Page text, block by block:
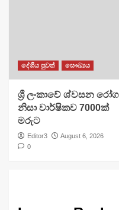
දේශීය පුවත් සෞඛ්‍යය
ශ්‍රී ලංකාවේ ශ්වසන රෝග
නිසා වාර්ෂිකව 7000ක්
මරුට
Editor3
August 6, 2026
0